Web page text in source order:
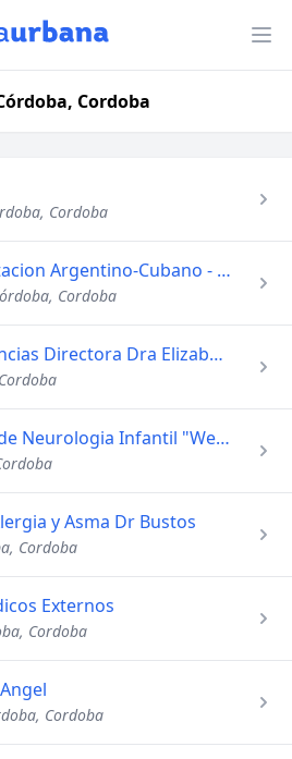
Cordoba
Cordoba
Complejo de Rehabilitacion Argentino-Cubano - Vida Sana
Cordoba
Instituto de Neurociencias Directora Dra Elizabeth a Bacile
Dr Rubin Jure Centro de Neurologia Infantil "Wernicke"
y Asma Dr Bustos
Cordoba
Externos
Cordoba
Cordoba